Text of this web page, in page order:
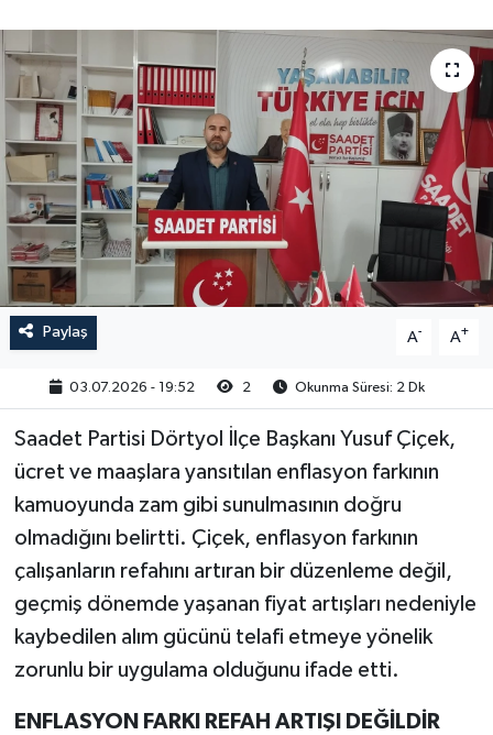
Paylaş A- A+
03.07.2026 - 19:52 2 Okunma Süresi: 2 Dk
Saadet Partisi Dörtyol İlçe Başkanı Yusuf Çiçek,
ücret ve maaşlara yansıtılan enflasyon farkının
kamuoyunda zam gibi sunulmasının doğru
olmadığını belirtti. Çiçek, enflasyon farkının
çalışanların refahını artıran bir düzenleme değil,
geçmiş dönemde yaşanan fiyat artışları nedeniyle
kaybedilen alım gücünü telafi etmeye yönelik
zorunlu bir uygulama olduğunu ifade etti.
ENFLASYON FARKI REFAH ARTIŞI DEĞİLDİR